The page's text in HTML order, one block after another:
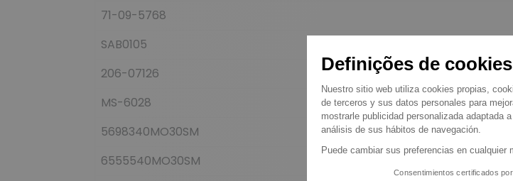
71-09-5768
SAB0105
206-07126
MS-6028
5698340MO30SM
6555540MO30SM